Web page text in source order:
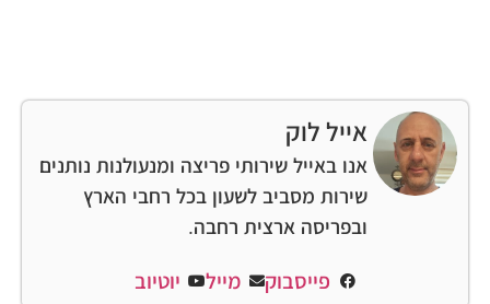
אייל לוק
אנו באייל שירותי פריצה ומנעולנות נותנים
שירות מסביב לשעון בכל רחבי הארץ
ובפריסה ארצית רחבה.
פייסבוק מייל יוטיוב